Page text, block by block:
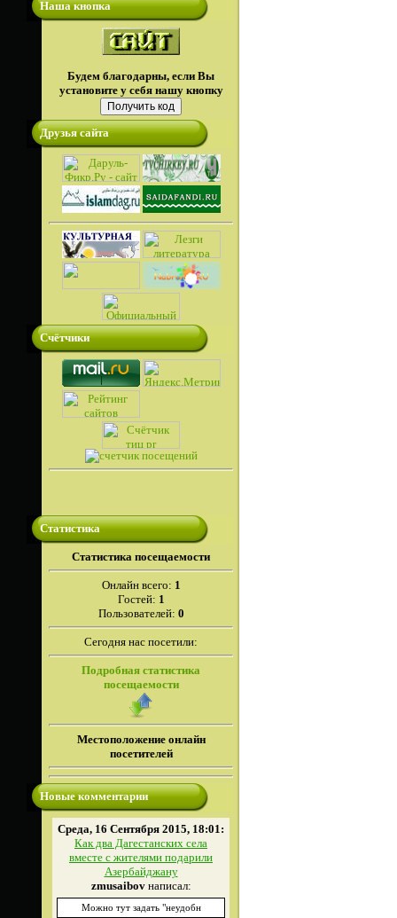
Наша кнопка
Будем благодарны, если Вы
установите у себя нашу кнопку
Друзья сайта
Счётчики
Статистика
Cтатистика посещаемости
Онлайн всего: 1
Гостей: 1
Пользователей: 0
Сегодня нас посетили:
Подробная статистика
посещаемости
Местоположение онлайн
посетителей
Новые комментарии
Среда, 16 Сентября 2015, 18:01:
Как два Дагестанских села
вместе с жителями подарили
Азербайджану
zmusaibovнаписал:
Можно тут задать "неудобн